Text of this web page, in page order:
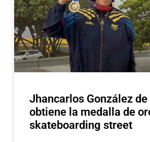
Jhancarlos González
obtiene la medalla de
skateboarding street